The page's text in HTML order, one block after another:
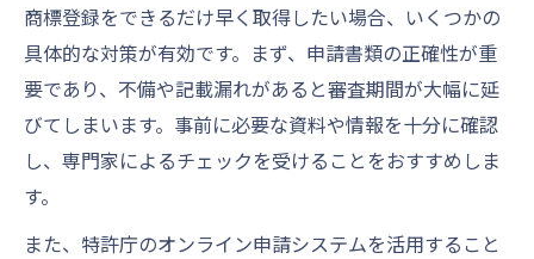
商標登録をできるだけ早く取得したい場合、いくつかの
具体的な対策が有効です。まず、申請書類の正確性が重
要であり、不備や記載漏れがあると審査期間が大幅に延
びてしまいます。事前に必要な資料や情報を十分に確認
し、専門家によるチェックを受けることをおすすめしま
す。
また、特許庁のオンライン申請システムを活用すること